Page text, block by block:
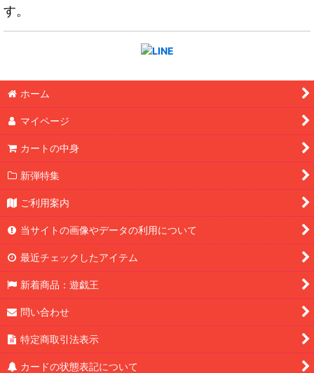
す。
ホーム
マイページ
カートの中身
新弾特集
ご利用案内
当サイトの画像やデータの利用について
最近チェックしたアイテム
新着商品：遊戯王
問い合わせ
特定商取引法表示
カードの状態表記について